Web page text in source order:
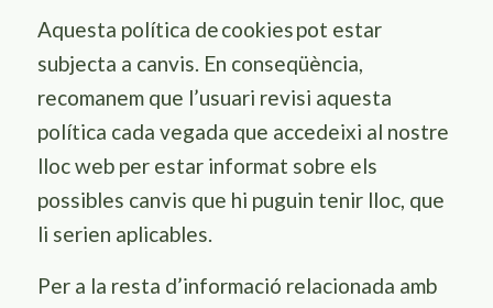
Aquesta política decookiespot estar
subjecta a canvis. En conseqüència,
recomanem que l’usuari revisi aquesta
política cada vegada que accedeixi al nostre
lloc web per estar informat sobre els
possibles canvis que hi puguin tenir lloc, que
li serien aplicables.
Per a la resta d’informació relacionada amb